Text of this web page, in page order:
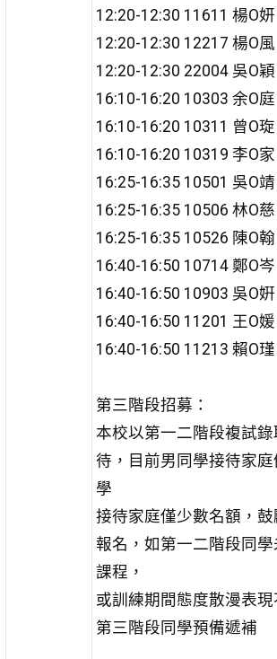
12:20-12:30 11611 楊O妍
12:20-12:30 12217 楊O風
12:20-12:30 22004 吳O穎
16:10-16:20 10303 余O庭
16:10-16:20 10311 曾O琁
16:10-16:20 10319 李O家
16:25-16:35 10501 吳O靖
16:25-16:35 10506 林O慈
16:25-16:35 10526 陳O翰
16:40-16:50 10714 鄭O岑
16:40-16:50 10903 吳O姸
16:40-16:50 11201 王O媛
16:40-16:50 11213 賴O瑾
第三階段招募：
本校以第一二階段複試
待，目前男同學接待家
學
接待家庭僅少數名額，
報名，如第一二階段同
課程，
或訓練期間態度散漫表
第三階段同學預備遞補